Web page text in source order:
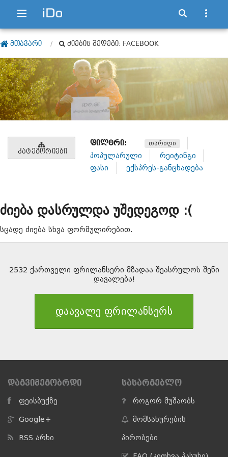
ᲛᲗᲐᲕᲐᲠᲘ ᲫᲘᲔᲑᲘᲡ ᲨᲔᲓᲔᲒᲘ: FACEBOOK
ᲙᲐᲢᲔᲒᲝᲠᲘᲔᲑᲘ
ᲤᲘᲚᲢᲠᲘ: თარიღი
პოპულარული
რეიტინგი
ფასი
ექსპრეს-განცხადება
ძიება დასრულდა უშედეგოდ :(
სცადე ძიება სხვა ფორმულირებით.
2532 ქართველი ფრილანსერი მზადაა შეასრულოს შენი
დავალება!
დაავალე ფრილანსერს
ᲓᲐᲒᲕᲘᲛᲔᲒᲝᲑᲠᲓᲘ
ფეისბუქზე
Google+
RSS არხი
ᲡᲐᲡᲐᲠᲒᲔᲑᲚᲝ
როგორ მუშაობს
მომსახურების
პირობები